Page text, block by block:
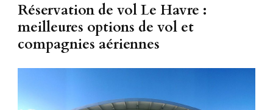
Réservation de vol Le Havre :
meilleures options de vol et
compagnies aériennes